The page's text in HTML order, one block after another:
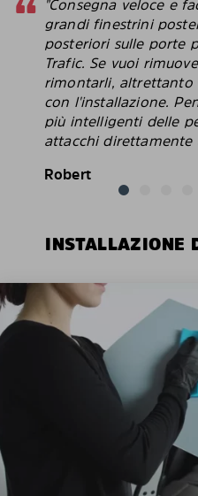
"Consegna veloce e
grandi finestrini
posteriori sulle porte
Trafic. Se vuoi
rimontarli, altrettanto
con l'installazione.
più intelligenti delle
attacchi direttamente
Robert
INSTALLAZIONE